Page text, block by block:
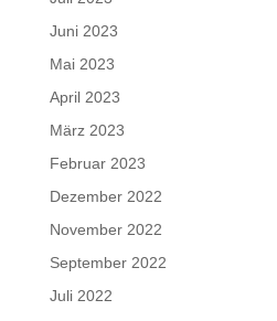
Juni 2023
Mai 2023
April 2023
März 2023
Februar 2023
Dezember 2022
November 2022
September 2022
Juli 2022